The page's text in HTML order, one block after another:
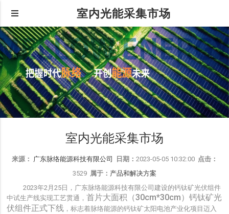
室内光能采集市场
室内光能采集市场
来源： 广东脉络能源科技有限公司 日期： 2023-05-05 10:32:00 点击：
3529 属于： 产品和解决方案
2023年2月25日，广东脉络能源科技有限公司建设的钙钛矿光伏组件
中试生产线实现工艺贯通，首片大面积（30cm*30cm）钙钛矿光
伏组件正式下线 ，标志着脉络能源的钙钛矿太阳电池产业化项目迈入